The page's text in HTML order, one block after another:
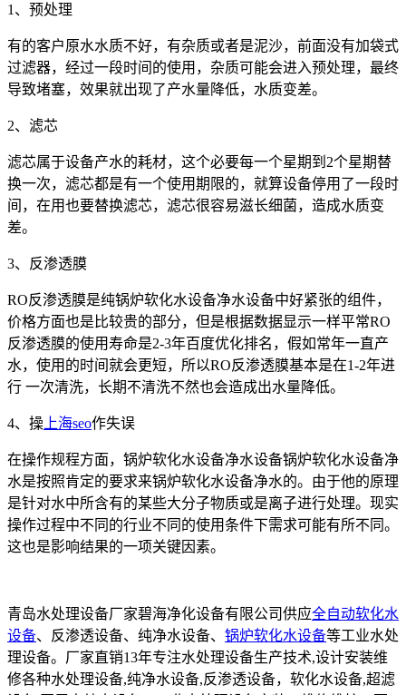
1、预处理
有的客户原水水质不好，有杂质或者是泥沙，前面没有加袋式
过滤器，经过一段时间的使用，杂质可能会进入预处理，最终
导致堵塞，效果就出现了产水量降低，水质变差。
2、滤芯
滤芯属于设备产水的耗材，这个必要每一个星期到2个星期替
换一次，滤芯都是有一个使用期限的，就算设备停用了一段时
间，在用也要替换滤芯，滤芯很容易滋长细菌，造成水质变
差。
3、反渗透膜
RO反渗透膜是纯锅炉软化水设备净水设备中好紧张的组件，
价格方面也是比较贵的部分，但是根据数据显示一样平常RO
反渗透膜的使用寿命是2-3年百度优化排名，假如常年一直产
水，使用的时间就会更短，所以RO反渗透膜基本是在1-2年进
行 一次清洗，长期不清洗不然也会造成出水量降低。
4、操 上海seo作失误
在操作规程方面，锅炉软化水设备净水设备锅炉软化水设备净
水是按照肯定的要求来锅炉软化水设备净水的。由于他的原理
是针对水中所含有的某些大分子物质或是离子进行处理。现实
操作过程中不同的行业不同的使用条件下需求可能有所不同。
这也是影响结果的一项关键因素。
青岛水处理设备厂家碧海净化设备有限公司供应全自动软化水
设备、反渗透设备、纯净水设备、 锅炉软化水设备等工业水处
理设备。厂家直销13年专注水处理设备生产技术,设计安装维
修各种水处理设备,纯净水设备,反渗透设备，软化水设备,超滤